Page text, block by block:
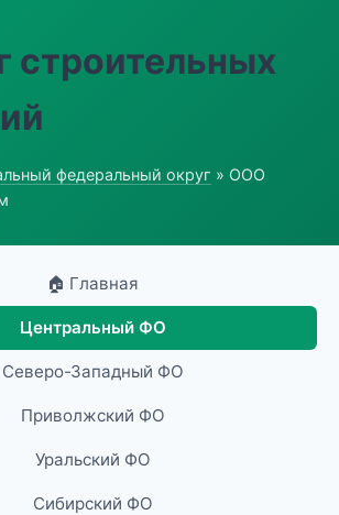
строительных
федеральный округ » ООО
🏠 Главная
Центральный ФО
Северо-Западный ФО
Приволжский ФО
Уральский ФО
Сибирский ФО